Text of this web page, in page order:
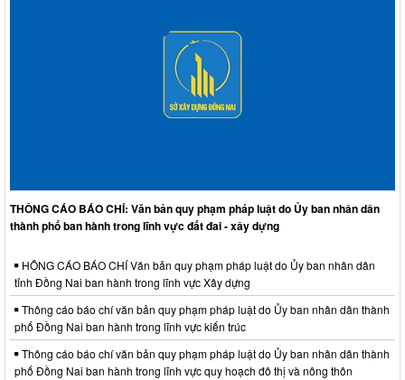
THÔNG CÁO BÁO CHÍ: Văn bản quy phạm pháp luật do Ủy ban nhân dân
thành phố ban hành trong lĩnh vực đất đai - xây dựng
HÔNG CÁO BÁO CHÍ Văn bản quy phạm pháp luật do Ủy ban nhân dân
tỉnh Đồng Nai ban hành trong lĩnh vực Xây dựng
Thông cáo báo chí văn bản quy phạm pháp luật do Ủy ban nhân dân thành
phố Đồng Nai ban hành trong lĩnh vực kiến trúc
Thông cáo báo chí văn bản quy phạm pháp luật do Ủy ban nhân dân thành
phố Đồng Nai ban hành trong lĩnh vực quy hoạch đô thị và nông thôn